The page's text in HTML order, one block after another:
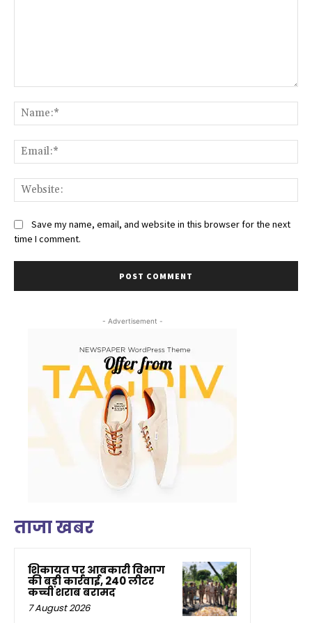
Save my name, email, and website in this browser for the next
time I comment.
- Advertisement -
ताजा खबर
शिकायत पर आबकारी विभाग
की बड़ी कार्रवाई, 240 लीटर
कच्ची शराब बरामद
7 August 2026